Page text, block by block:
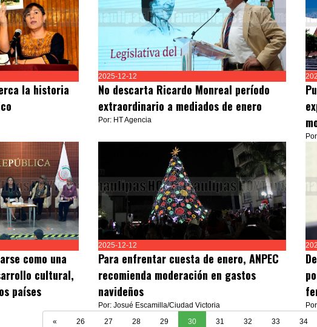
la historia
2025-12-12
No descarta Ricardo Monreal período
extraordinario a mediados de enero
Por: HT Agencia
como una
cultural,
países
2025-12-12
Para enfrentar cuesta de enero, ANPEC
recomienda moderación en gastos
navideños
Por: Josué Escamilla/Ciudad Victoria
«
26 27 28 29 30 31 32 33 34